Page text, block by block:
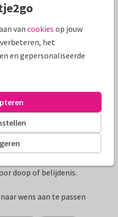
doop of belijdenis.
wens aan te passen
van cookies op jouw
het
en gepersonaliseerde